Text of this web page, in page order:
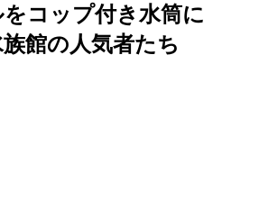
コップ付き水筒に
館の人気者たち